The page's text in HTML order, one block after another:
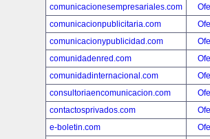
comunicacionesempresariales.com
comunicacionpublicitaria.com
comunicacionypublicidad.com
comunidadenred.com
comunidadinternacional.com
consultoriaencomunicacion.com
contactosprivados.com
e-boletin.com